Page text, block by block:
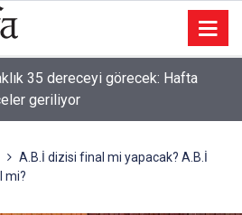
35 dereceyi görecek: Hafta
geriliyor
A.B.İ dizisi final mi yapacak? A.B.İ
mi?